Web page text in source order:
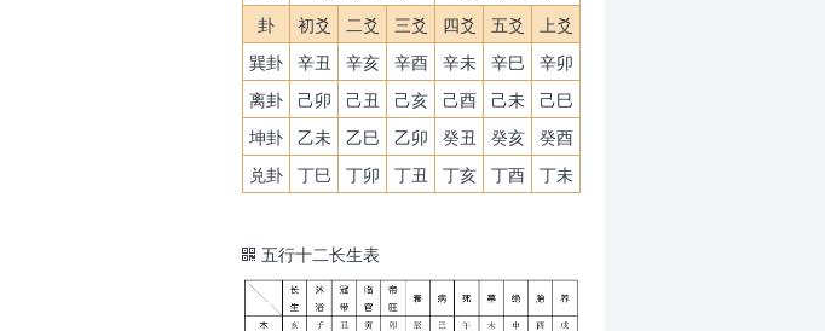
卦
初爻 二爻 三爻 四爻 五爻
上爻
巽卦 辛丑 辛亥 辛酉 辛未 辛巳
辛卯
离卦 己卯 己丑 己亥 己酉 己未
己巳
坤卦 乙未 乙巳 乙卯 癸丑 癸亥
癸酉
兑卦 丁巳 丁卯 丁丑 丁亥 丁酉 丁未
五行十二长生表